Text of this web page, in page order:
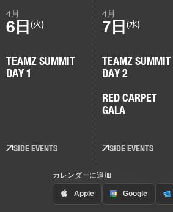
4月
6日(火)
TEAMZ SUMMIT
DAY 1
SIDE EVENTS
4月
7日(水)
TEAMZ SUMMIT
DAY 2
RED CARPET
GALA
SIDE EVENTS
カレンダーに追加